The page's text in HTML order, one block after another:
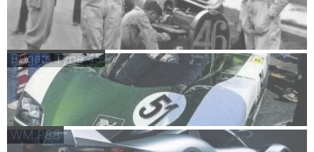
Bugatti Type 45
WM P88